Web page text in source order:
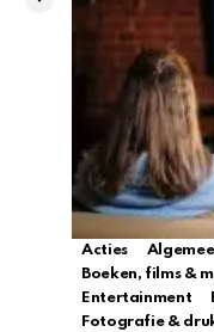
Acties
Boeken, films &
Entertainment
Fotografie &